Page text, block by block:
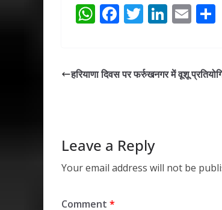
W
s
F
b
T
er
Li
e
E
l
हरियाणा दिवस पर फर्रुखनगर में वूशू
Leave a Reply
Your email address will not be
Comment *